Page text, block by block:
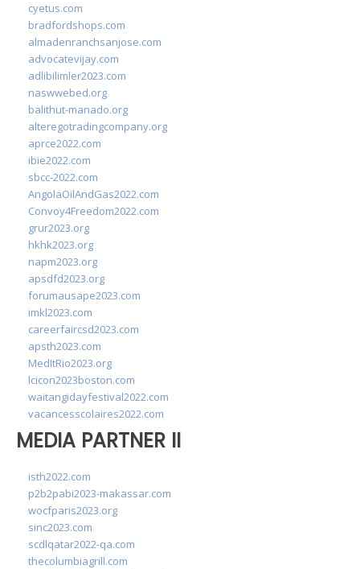
cyetus.com
bradfordshops.com
almadenranchsanjose.com
advocatevijay.com
adlibilimler2023.com
naswwebed.org
balithut-manado.org
alteregotradingcompany.org
aprce2022.com
ibie2022.com
sbcc-2022.com
AngolaOilAndGas2022.com
Convoy4Freedom2022.com
grur2023.org
hkhk2023.org
napm2023.org
apsdfd2023.org
forumausape2023.com
imkl2023.com
careerfaircsd2023.com
apsth2023.com
MedItRio2023.org
lcicon2023boston.com
waitangidayfestival2022.com
vacancesscolaires2022.com
MEDIA PARTNER II
isth2022.com
p2b2pabi2023-makassar.com
wocfparis2023.org
sinc2023.com
scdlqatar2022-qa.com
thecolumbiagrill.com